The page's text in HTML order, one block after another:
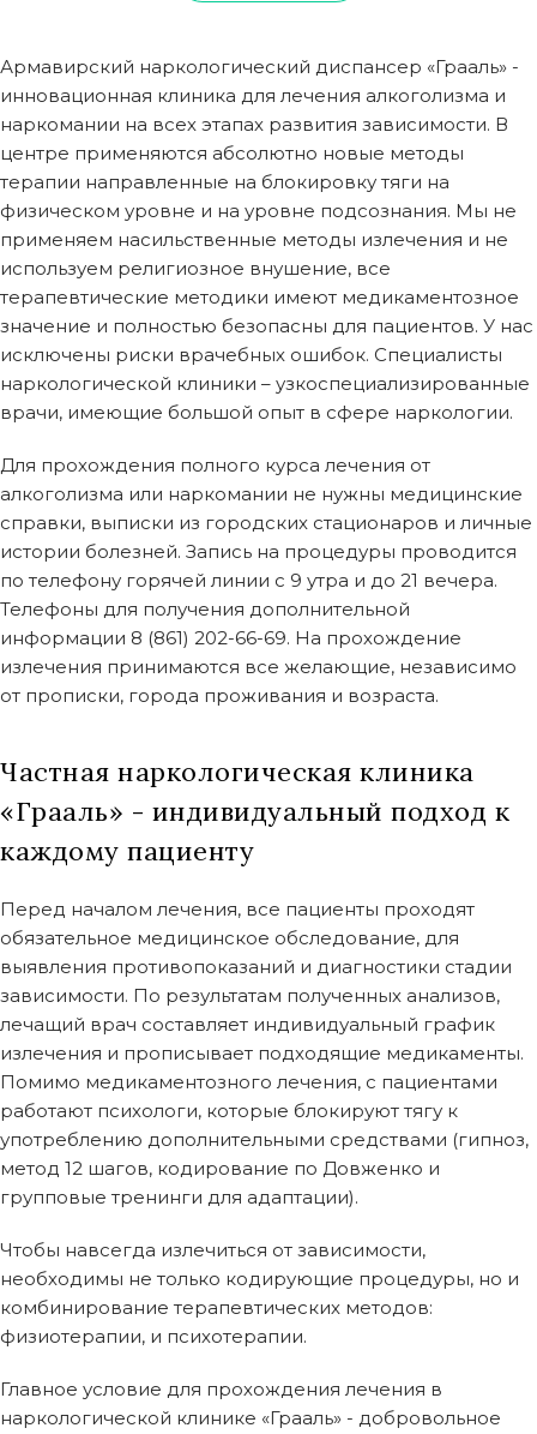
Армавирский наркологический диспансер «Грааль» -
инновационная клиника для лечения алкоголизма и
наркомании на всех этапах развития зависимости. В
центре применяются абсолютно новые методы
терапии направленные на блокировку тяги на
физическом уровне и на уровне подсознания. Мы не
применяем насильственные методы излечения и не
используем религиозное внушение, все
терапевтические методики имеют медикаментозное
значение и полностью безопасны для пациентов. У нас
исключены риски врачебных ошибок. Специалисты
наркологической клиники – узкоспециализированные
врачи, имеющие большой опыт в сфере наркологии.
Для прохождения полного курса лечения от
алкоголизма или наркомании не нужны медицинские
справки, выписки из городских стационаров и личные
истории болезней. Запись на процедуры проводится
по телефону горячей линии с 9 утра и до 21 вечера.
Телефоны для получения дополнительной
информации 8 (861) 202-66-69. На прохождение
излечения принимаются все желающие, независимо
от прописки, города проживания и возраста.
Частная наркологическая клиника
«Грааль» - индивидуальный подход к
каждому пациенту
Перед началом лечения, все пациенты проходят
обязательное медицинское обследование, для
выявления противопоказаний и диагностики стадии
зависимости. По результатам полученных анализов,
лечащий врач составляет индивидуальный график
излечения и прописывает подходящие медикаменты.
Помимо медикаментозного лечения, с пациентами
работают психологи, которые блокируют тягу к
употреблению дополнительными средствами (гипноз,
метод 12 шагов, кодирование по Довженко и
групповые тренинги для адаптации).
Чтобы навсегда излечиться от зависимости,
необходимы не только кодирующие процедуры, но и
комбинирование терапевтических методов:
физиотерапии, и психотерапии.
Главное условие для прохождения лечения в
наркологической клинике «Грааль» - добровольное